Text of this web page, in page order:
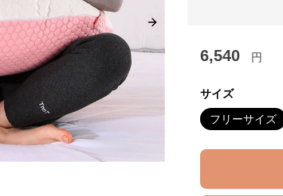
Next slide
6,540 円
サイズ
フリーサイズ